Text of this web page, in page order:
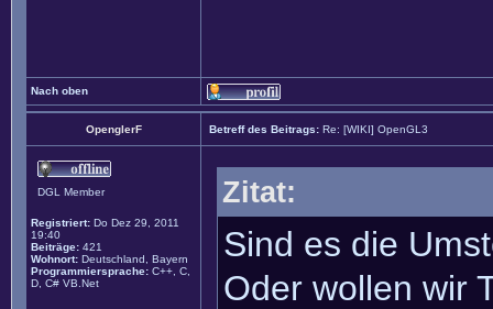
Nach oben
OpenglerF Betreff des Beitrags: Re: [WIKI] OpenGL3
DGL Member
Registriert: Do Dez 29, 2011
19:40
Beiträge: 421
Wohnort: Deutschland, Bayern
Programmiersprache: C++, C,
D, C# VB.Net
Zitat:
Sind es die
Oder wollen wir